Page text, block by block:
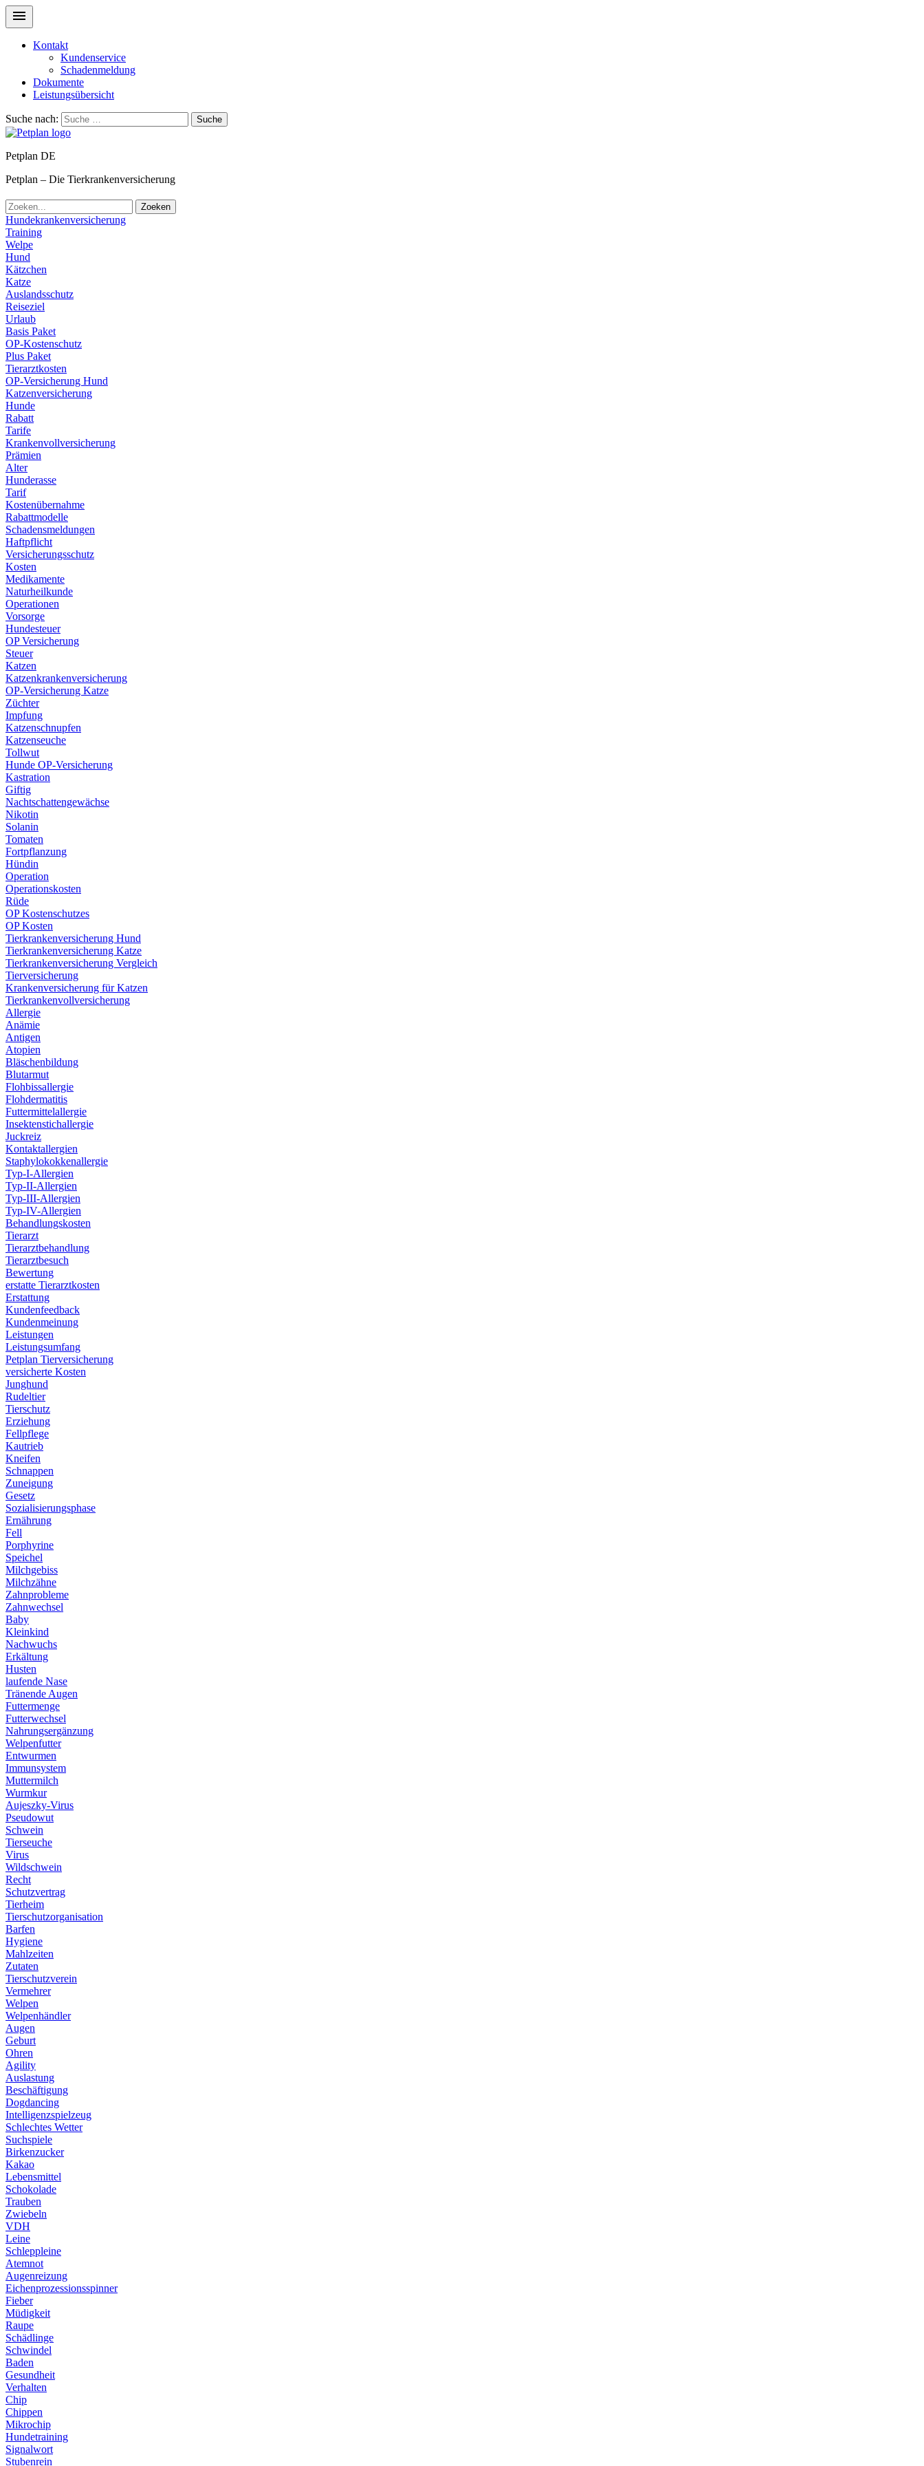
Kontakt
Kundenservice
Schadenmeldung
Dokumente
Leistungsübersicht
Suche nach: Suche
Petplan DE
Petplan – Die Tierkrankenversicherung
Zoeken
Hundekrankenversicherung
Training
Welpe
Hund
Kätzchen
Katze
Auslandsschutz
Reiseziel
Urlaub
Basis Paket
OP-Kostenschutz
Plus Paket
Tierarztkosten
OP-Versicherung Hund
Katzenversicherung
Hunde
Rabatt
Tarife
Krankenvollversicherung
Prämien
Alter
Hunderasse
Tarif
Kostenübernahme
Rabattmodelle
Schadensmeldungen
Haftpflicht
Versicherungsschutz
Kosten
Medikamente
Naturheilkunde
Operationen
Vorsorge
Hundesteuer
OP Versicherung
Steuer
Katzen
Katzenkrankenversicherung
OP-Versicherung Katze
Züchter
Impfung
Katzenschnupfen
Katzenseuche
Tollwut
Hunde OP-Versicherung
Kastration
Giftig
Nachtschattengewächse
Nikotin
Solanin
Tomaten
Fortpflanzung
Hündin
Operation
Operationskosten
Rüde
OP Kostenschutzes
OP Kosten
Tierkrankenversicherung Hund
Tierkrankenversicherung Katze
Tierkrankenversicherung Vergleich
Tierversicherung
Krankenversicherung für Katzen
Tierkrankenvollversicherung
Allergie
Anämie
Antigen
Atopien
Bläschenbildung
Blutarmut
Flohbissallergie
Flohdermatitis
Futtermittelallergie
Insektenstichallergie
Juckreiz
Kontaktallergien
Staphylokokkenallergie
Typ-I-Allergien
Typ-II-Allergien
Typ-III-Allergien
Typ-IV-Allergien
Behandlungskosten
Tierarzt
Tierarztbehandlung
Tierarztbesuch
Bewertung
erstatte Tierarztkosten
Erstattung
Kundenfeedback
Kundenmeinung
Leistungen
Leistungsumfang
Petplan Tierversicherung
versicherte Kosten
Junghund
Rudeltier
Tierschutz
Erziehung
Fellpflege
Kautrieb
Kneifen
Schnappen
Zuneigung
Gesetz
Sozialisierungsphase
Ernährung
Fell
Porphyrine
Speichel
Milchgebiss
Milchzähne
Zahnprobleme
Zahnwechsel
Baby
Kleinkind
Nachwuchs
Erkältung
Husten
laufende Nase
Tränende Augen
Futtermenge
Futterwechsel
Nahrungsergänzung
Welpenfutter
Entwurmen
Immunsystem
Muttermilch
Wurmkur
Aujeszky-Virus
Pseudowut
Schwein
Tierseuche
Virus
Wildschwein
Recht
Schutzvertrag
Tierheim
Tierschutzorganisation
Barfen
Hygiene
Mahlzeiten
Zutaten
Tierschutzverein
Vermehrer
Welpen
Welpenhändler
Augen
Geburt
Ohren
Agility
Auslastung
Beschäftigung
Dogdancing
Intelligenzspielzeug
Schlechtes Wetter
Suchspiele
Birkenzucker
Kakao
Lebensmittel
Schokolade
Trauben
Zwiebeln
VDH
Leine
Schleppleine
Atemnot
Augenreizung
Eichenprozessionsspinner
Fieber
Müdigkeit
Raupe
Schädlinge
Schwindel
Baden
Gesundheit
Verhalten
Chip
Chippen
Mikrochip
Hundetraining
Signalwort
Stubenrein